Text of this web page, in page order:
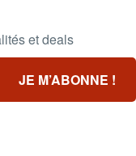
et deals